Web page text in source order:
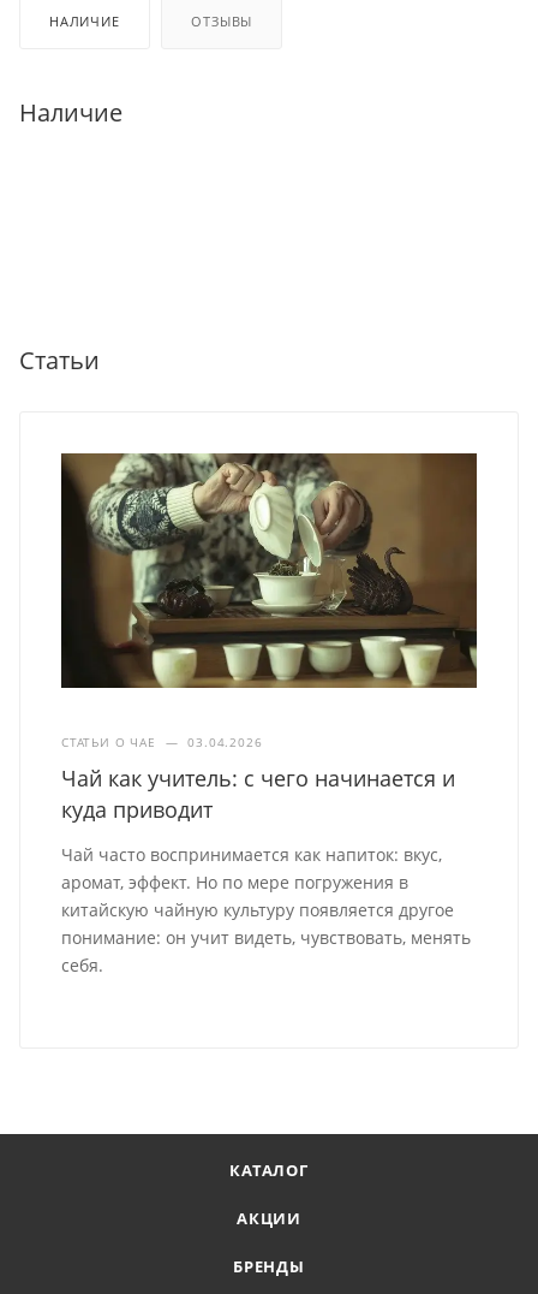
НАЛИЧИЕ ОТЗЫВЫ
Наличие
Статьи
СТАТЬИ О ЧАЕ — 03.04.2026
Чай как учитель: с чего начинается и
куда приводит
Чай часто воспринимается как напиток: вкус,
аромат, эффект. Но по мере погружения в
китайскую чайную культуру появляется другое
понимание: он учит видеть, чувствовать, менять
себя.
КАТАЛОГ
АКЦИИ
БРЕНДЫ